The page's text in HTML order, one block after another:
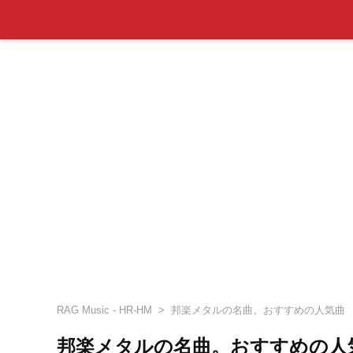
RAG Music - HR-HM 邦楽メタルの名曲。おすすめの人気曲
邦楽メタルの名曲。おすすめの人